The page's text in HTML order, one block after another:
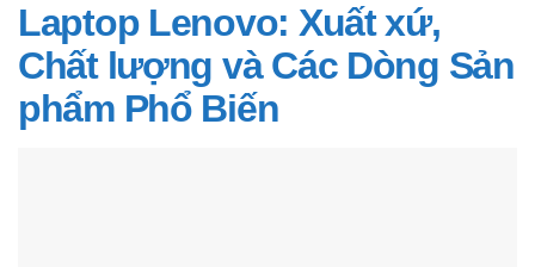
Laptop Lenovo: Xuất xứ,
Chất lượng và Các Dòng Sản
phẩm Phổ Biến